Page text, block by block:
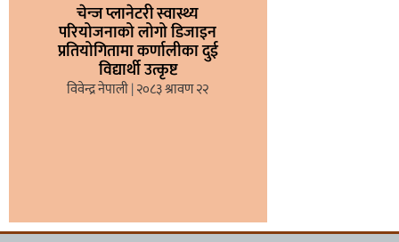
चेन्ज प्लानेटरी स्वास्थ्य
परियोजनाको लोगो डिजाइन
प्रतियोगितामा कर्णालीका दुई
विद्यार्थी उत्कृष्ट
विवेन्द्र नेपाली २०८३ श्रावण २२